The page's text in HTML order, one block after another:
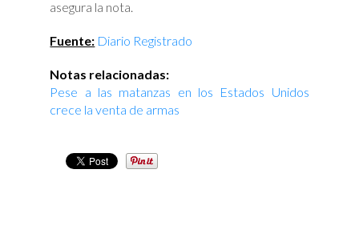
asegura la nota.
Fuente: Diario Registrado
Notas relacionadas:
Pese a las matanzas en los Estados Unidos
crece la venta de armas